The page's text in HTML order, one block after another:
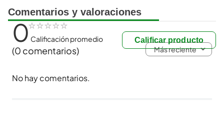
Comentarios y valoraciones
Calificar producto
☆☆☆☆☆
0Calificación promedio
(0 comentarios) Más reciente
No hay comentarios.